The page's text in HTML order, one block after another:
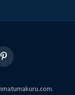
Pinterest
.